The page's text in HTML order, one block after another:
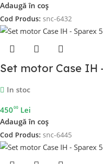
Adaugă în coș
Cod Produs: snc-6432
Set motor Case IH
In stoc
45000 Lei
Adaugă în coș
Cod Produs: snc-6445